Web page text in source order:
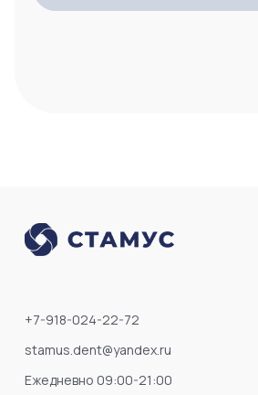
+7-918-024-22-72
stamus.dent@yandex.ru
Ежедневно 09:00-21:00